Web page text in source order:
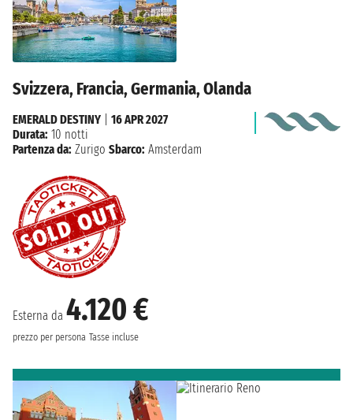
Svizzera, Francia, Germania, Olanda
Esterna da 4.120 €
prezzo per persona Tasse incluse
EMERALD DESTINY
16 APR 2027
Durata: 10 notti
Partenza da: Zurigo Sbarco: Amsterdam